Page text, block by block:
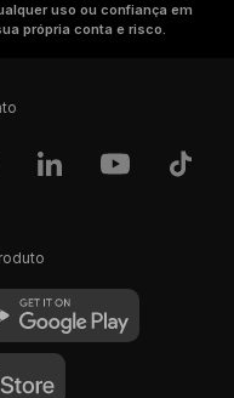
uso ou confiança em
própria conta e risco.